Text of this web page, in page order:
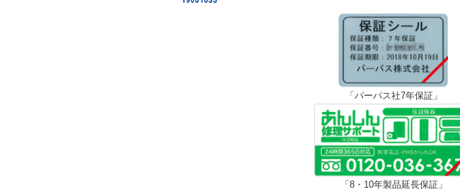
「パーパス社7年保証」
「8・10年製品延長保証」